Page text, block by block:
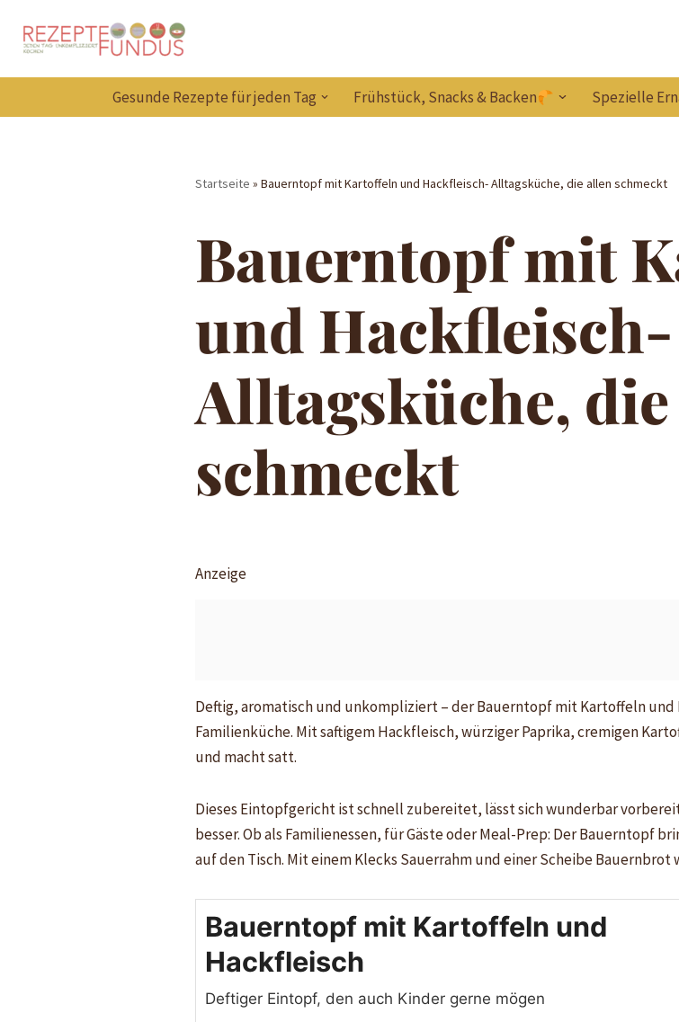
Zum
Inhalt
Gesunde Rezepte für jeden Tag Frühstück, Snacks & Backen Spezielle
Startseite » Bauerntopf mit Kartoffeln und Hackfleisch- Alltagsküche, die allen schmeckt
Bauerntopf mit
und Hackfleisch-
Alltagsküche,
schmeckt
Anzeige
Deftig, aromatisch und unkompliziert – der Bauerntopf mit Kartoffeln
Familienküche. Mit saftigem Hackfleisch, würziger Paprika, cremigen
und macht satt.
Dieses Eintopfgericht ist schnell zubereitet, lässt sich wunderbar
besser. Ob als Familienessen, für Gäste oder Meal-Prep: Der Bauerntopf
auf den Tisch. Mit einem Klecks Sauerrahm und einer Scheibe
Bauerntopf mit Kartoffeln und
Hackfleisch
Deftiger Eintopf, den auch Kinder gerne mögen